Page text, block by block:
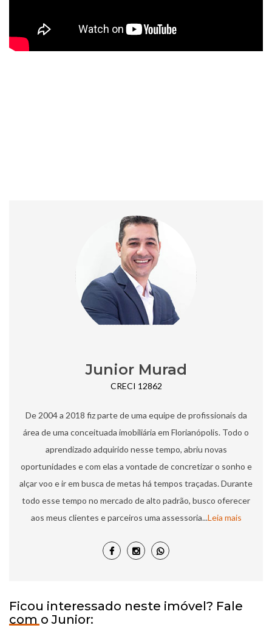
Junior Murad
CRECI 12862
De 2004 a 2018 fiz parte de uma equipe de profissionais da
área de uma conceituada imobiliária em Florianópolis. Todo o
aprendizado adquirido nesse tempo, abriu novas
oportunidades e com elas a vontade de concretizar o sonho e
alçar voo e ir em busca de metas há tempos traçadas.​ Durante
todo esse tempo no mercado de alto padrão, busco oferecer
aos meus clientes e parceiros uma assessoria...Leia mais
Ficou interessado neste imóvel? Fale
com o Junior: